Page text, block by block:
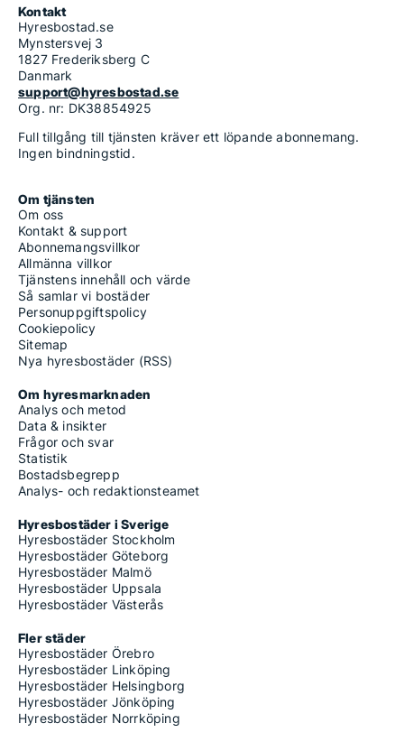
Kontakt
Hyresbostad.se
Mynstersvej 3
1827 Frederiksberg C
Danmark
support@hyresbostad.se
Org. nr: DK38854925
Full tillgång till tjänsten kräver ett löpande abonnemang.
Ingen bindningstid.
Om tjänsten
Om oss
Kontakt & support
Abonnemangsvillkor
Allmänna villkor
Tjänstens innehåll och värde
Så samlar vi bostäder
Personuppgiftspolicy
Cookiepolicy
Sitemap
Nya hyresbostäder (RSS)
Om hyresmarknaden
Analys och metod
Data & insikter
Frågor och svar
Statistik
Bostadsbegrepp
Analys- och redaktionsteamet
Hyresbostäder i Sverige
Hyresbostäder Stockholm
Hyresbostäder Göteborg
Hyresbostäder Malmö
Hyresbostäder Uppsala
Hyresbostäder Västerås
Fler städer
Hyresbostäder Örebro
Hyresbostäder Linköping
Hyresbostäder Helsingborg
Hyresbostäder Jönköping
Hyresbostäder Norrköping